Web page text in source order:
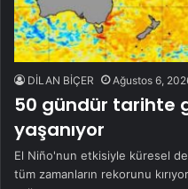
DİLAN BİÇER Ağustos 6,
50 gündür tarihte
yaşanıyor
El Niño'nun etkisiyle küresel
tüm zamanların rekorunu